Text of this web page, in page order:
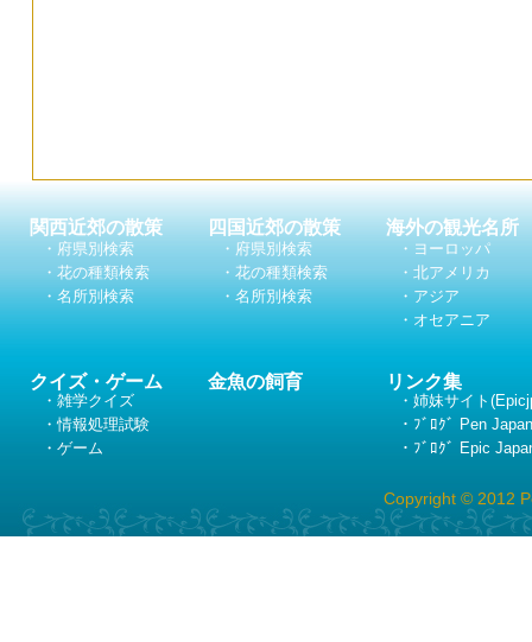
関西近郊の散策 四国近郊の散策 海外の観光名所
・府県別検索 ・府県別検索
・ヨーロッパ
・花の種類検索
・花の種類検索
・北アメリカ
・名所別検索
・名所別検索
・アジア
・オセアニア
クイズ・ゲーム 金魚の飼育 リンク集
・雑学クイズ
・姉妹サイト
・情報処理試験
・ﾌﾞﾛｸﾞ Pen Japan
・ゲーム
・ﾌﾞﾛｸﾞ Epic
Copyright © 2012